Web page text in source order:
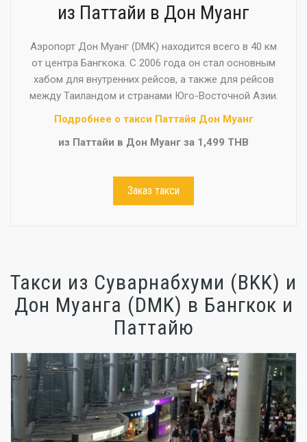
из Паттайи в Дон Муанг
Аэропорт Дон Муанг (DMK) находится всего в 40 км
от центра Бангкока. С 2006 года он стал основным
хабом для внутренних рейсов, а также для рейсов
между Таиландом и странами Юго-Восточной Азии.
Подробнее о такси Паттайя Дон Муанг
из Паттайи в Дон Муанг за 1,499 THB
Заказ такси
Такси из Суварнабхуми (BKK) и
Дон Муанга (DMK) в Бангкок и
Паттайю